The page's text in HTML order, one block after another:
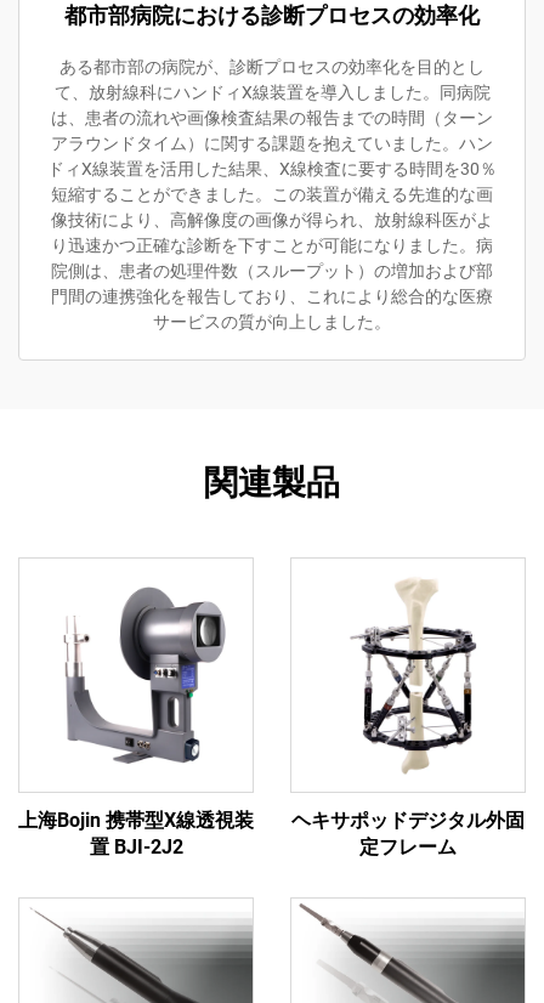
都市部病院における診断プロセスの効率化
ある都市部の病院が、診断プロセスの効率化を目的とし
て、放射線科にハンドィX線装置を導入しました。同病院
は、患者の流れや画像検査結果の報告までの時間（ターン
アラウンドタイム）に関する課題を抱えていました。ハン
ドィX線装置を活用した結果、X線検査に要する時間を30％
短縮することができました。この装置が備える先進的な画
像技術により、高解像度の画像が得られ、放射線科医がよ
り迅速かつ正確な診断を下すことが可能になりました。病
院側は、患者の処理件数（スループット）の増加および部
門間の連携強化を報告しており、これにより総合的な医療
サービスの質が向上しました。
関連製品
上海Bojin 携帯型X線透視装
置 BJI-2J2
ヘキサポッドデジタル外固
定フレーム